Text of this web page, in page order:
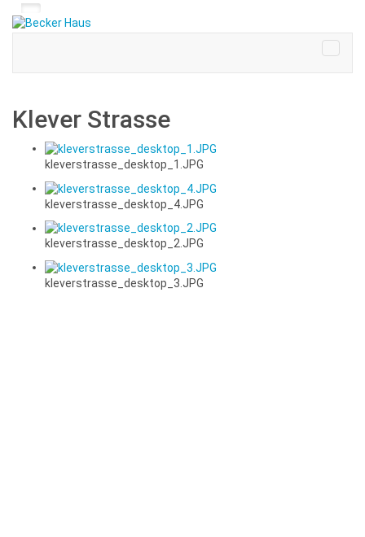
Klever Strasse
kleverstrasse_desktop_1.JPG
kleverstrasse_desktop_4.JPG
kleverstrasse_desktop_2.JPG
kleverstrasse_desktop_3.JPG